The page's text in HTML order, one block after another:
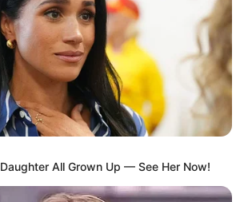
All Grown Up — See Her Now!